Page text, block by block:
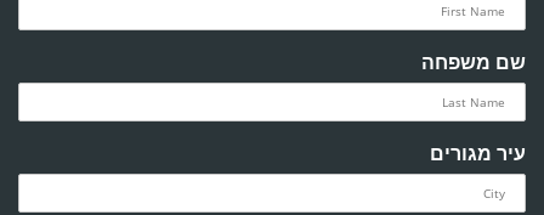
שם משפחה
עיר מגורים